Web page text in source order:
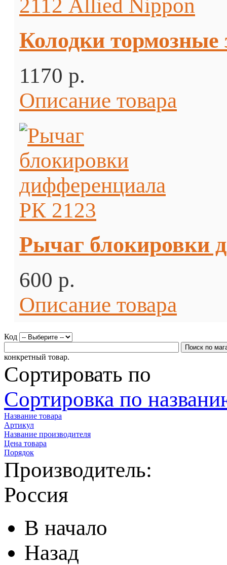
Колодки тормозные
1170 p.
Описание товара
Рычаг блокировки
600 p.
Описание товара
Код
конкретный товар.
Сортировать по
Сортировка по
Название товара
Артикул
Название производителя
Цена товара
Порядок
Производитель:
Россия
В начало
Назад